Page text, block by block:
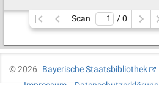
Scan / 0
©2026
Bayerische Staatsbibliothek